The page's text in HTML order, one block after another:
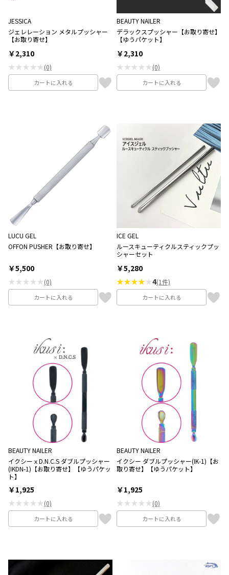
JESSICA
ジェレレーション メタルプッシャー
【お取り寄せ】
￥2,310
★★★★★(0)
カートに入れる
BEAUTY NAILER
デラックスプッシャー【お取り寄せ】
【ゆうパケット】
￥2,310
★★★★★(0)
カートに入れる
LUCU GEL
OFFON PUSHER【お取り寄せ】
￥5,500
★★★★★(0)
カートに入れる
ICE GEL
ルースキューティクルスティックプッ
シャーセット
￥5,280
★★★★★4(1件)
カートに入れる
BEAUTY NAILER
イクシーｘD.N.C.S ダブルプッシャー
(IKDN-1)【お取り寄せ】【ゆうパケッ
ト】
￥1,925
★★★★★(0)
カートに入れる
BEAUTY NAILER
イクシー ダブルプッシャー(IK-1)【お
取り寄せ】【ゆうパケット】
￥1,925
★★★★★(0)
カートに入れる